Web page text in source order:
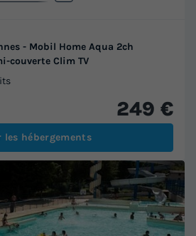
- Mobil Home Aqua 2ch
couverte Clim TV
249 €
les hébergements